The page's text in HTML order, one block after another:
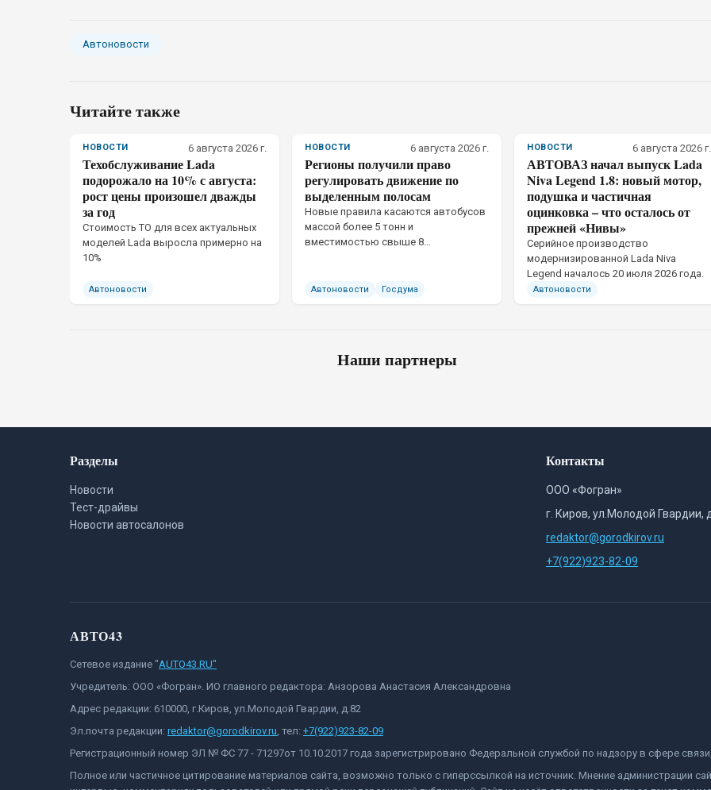
Автоновости
Читайте также
НОВОСТИ 6 августа 2026 г.
Техобслуживание Lada
подорожало на 10% с августа:
рост цены произошел дважды
за год
Стоимость ТО для всех актуальных
моделей Lada выросла примерно на
10%
Автоновости
НОВОСТИ 6 августа 2026 г.
Регионы получили право
регулировать движение по
выделенным полосам
Новые правила касаются автобусов
массой более 5 тонн и
вместимостью свыше 8
Автоновости Госдума
НОВОСТИ 6 августа 2026 г.
АВТОВАЗ начал выпуск Lada
Niva Legend 1.8: новый мотор,
подушка и частичная
оцинковка – что осталось от
прежней «Нивы»
Серийное производство
модернизированной Lada Niva
Legend началось 20 июля 2026 года.
Автоновости
Наши партнеры
Разделы
Новости
Тест-драйвы
Новости автосалонов
Контакты
ООО «Фогран»
г. Киров, ул.Молодой Гвардии,
redaktor@gorodkirov.ru
+7(922)923-82-09
АВТО43
Сетевое издание "AUTO43.RU"
Учредитель: ООО «Фогран». ИО главного редактора: Анзорова Анастасия Александровна
Адрес редакции: 610000, г.Киров, ул.Молодой Гвардии, д.82
Эл.почта редакции: redaktor@gorodkirov.ru, тел: +7(922)923-82-09
Регистрационный номер ЭЛ № ФС 77 - 71297от 10.10.2017 года зарегистрировано Федеральной службой по надзору в сфере
Полное или частичное цитирование материалов сайта, возможно только с гиперссылкой на источник. Мнение администрации